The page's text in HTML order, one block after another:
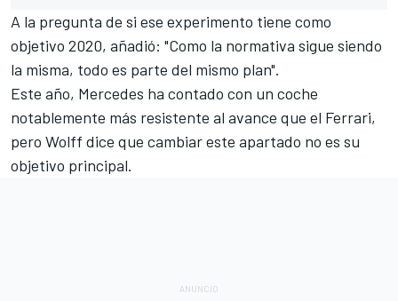
A la pregunta de si ese experimento tiene como
objetivo 2020, añadió: "Como la normativa sigue siendo
la misma, todo es parte del mismo plan".
Este año, Mercedes ha contado con un coche
notablemente más resistente al avance que el Ferrari,
pero Wolff dice que cambiar este apartado no es su
objetivo principal.